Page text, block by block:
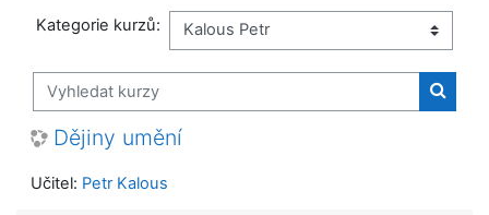
Kategorie kurzů:
Vyhledat kurzy
Dějiny umění
Učitel: Petr Kalous